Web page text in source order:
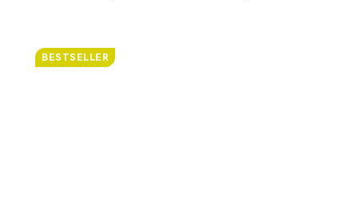
BESTSELLER